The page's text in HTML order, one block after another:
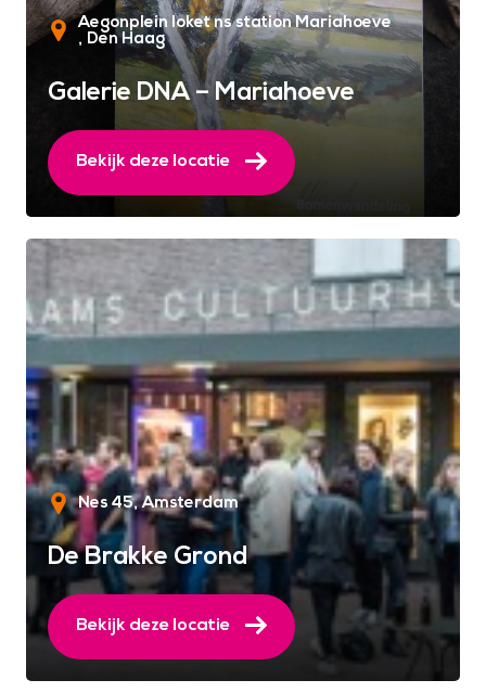
Aegonplein loket ns station Mariahoeve
Den Haag
Galerie DNA – Mariahoeve
Bekijk deze locatie
Nes 45 Amsterdam
De Brakke Grond
Bekijk deze locatie